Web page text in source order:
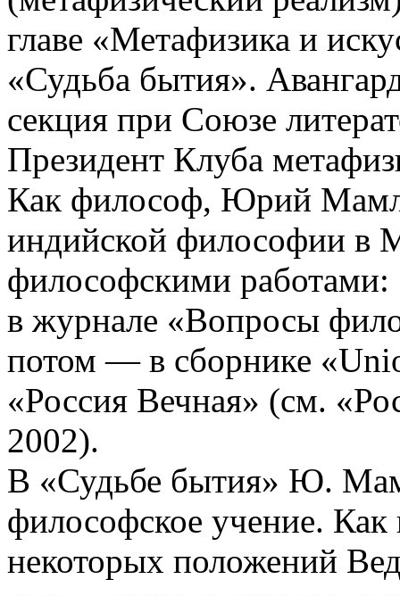
главе «Метафизика и
«Судьба бытия».
секция при Союзе
Президент Клуба
Как философ, Юрий
индийской философии в
философскими работами:
в журнале «Вопросы
потом — в сборнике
«Россия Вечная» (см.
2002).
В «Судьбе бытия» Ю.
философское учение. Как
некоторых положений